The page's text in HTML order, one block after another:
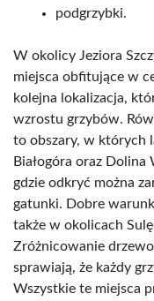
podgrzybki.
W okolicy Jeziora
miejsca obfitujące w
kolejna lokalizacja,
wzrostu grzybów.
to obszary, w których
Białogóra oraz
gdzie odkryć można
gatunki. Dobre
także w okolicach
Zróżnicowanie
sprawiają, że każdy
Wszystkie te miejsca